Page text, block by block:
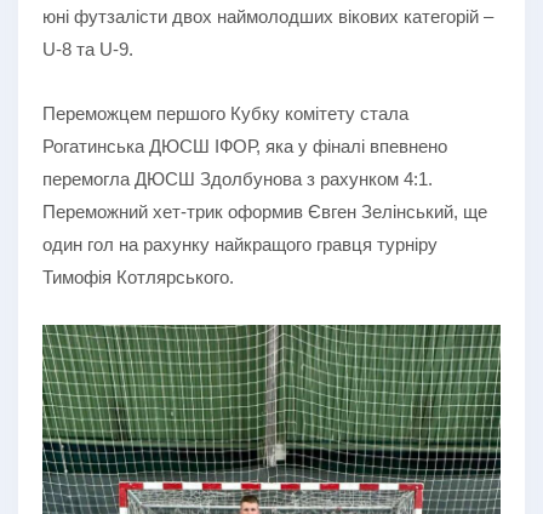
юні футзалісти двох наймолодших вікових категорій –
U-8 та U-9.
Переможцем першого Кубку комітету стала
Рогатинська ДЮСШ ІФОР, яка у фіналі впевнено
перемогла ДЮСШ Здолбунова з рахунком 4:1.
Переможний хет-трик оформив Євген Зелінський, ще
один гол на рахунку найкращого гравця турніру
Тимофія Котлярського.